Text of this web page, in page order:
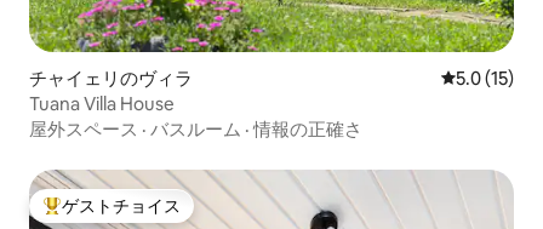
チャイェリのヴィラ レビュー15
5.0 (15)
Tuana Villa House
屋外スペース · バスルーム ·情報の正確さ
大好評のゲストチョイスです。
ゲストチョイス